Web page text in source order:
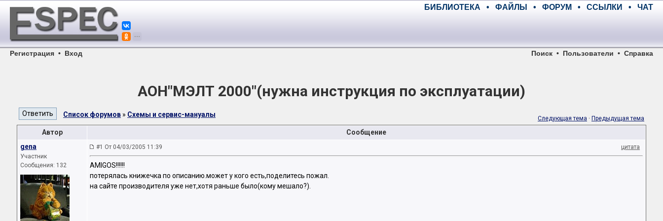
БИБЛИОТЕКА • ФАЙЛЫ • ФОРУМ • ССЫЛКИ • ЧАТ
Регистрация • Вход Поиск • Пользователи • Справка
АОН"МЭЛТ 2000"(нужна инструкция по эксплуатации)
Список форумов » Схемы и сервис-мануалы Следующая тема · Предыдущая тема
Автор
Сообщение
gena
Участник
Сообщения: 132
#1 От 04/03/2005 11:39 цитата
AMIGOS!!!!!!
потерялась книжечка по описанию.может у кого есть,поделитесь пожал.
на сайте производителя уже нет,хотя раньше было(кому мешало?).